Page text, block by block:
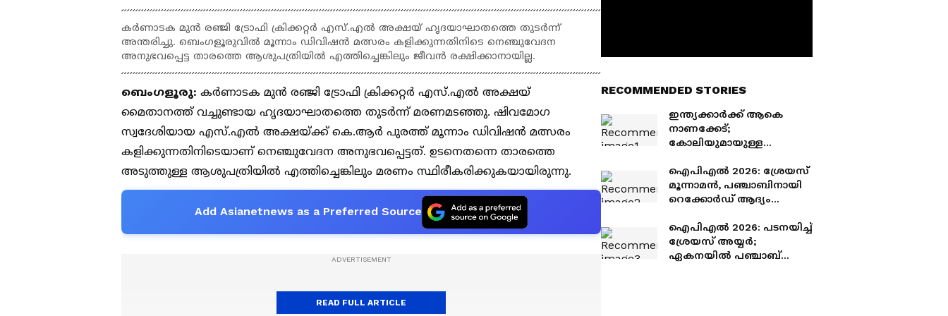
കർണാടക മുൻ രഞ്ജി ട്രോഫി ക്രിക്കറ്റർ എസ്.എൽ അക്ഷയ് ഹൃദയാഘാതത്തെ തുടർന്ന്
അന്തരിച്ചു. ബെംഗളൂരുവിൽ മൂന്നാം ഡിവിഷൻ മത്സരം കളിക്കുന്നതിനിടെ നെഞ്ചുവേദന
അനുഭവപ്പെട്ട താരത്തെ ആശുപത്രിയിൽ എത്തിച്ചെങ്കിലും ജീവൻ രക്ഷിക്കാനായില്ല.
ബെംഗളൂരു: കര്‍ണാടക മുന്‍ രഞ്ജി ട്രോഫി ക്രിക്കറ്റര്‍ എസ്.എല്‍ അക്ഷയ്
മൈതാനത്ത് വച്ചുണ്ടായ ഹൃദയാഘാതത്തെ തുടര്‍ന്ന് മരണമടഞ്ഞു. ഷിവമോഗ
സ്വദേശിയായ എസ്.എല്‍ അക്ഷയ്‌ക്ക് കെ.ആര്‍ പുരത്ത് മൂന്നാം ഡിവിഷന്‍ മത്സരം
കളിക്കുന്നതിനിടെയാണ് നെഞ്ചുവേദന അനുഭവപ്പെട്ടത്. ഉടനെതന്നെ താരത്തെ
അടുത്തുള്ള ആശുപത്രിയില്‍ എത്തിച്ചെങ്കിലും മരണം സ്ഥിരീകരിക്കുകയായിരുന്നു.
Add Asianetnews as a Preferred Source
READ FULL ARTICLE
RECOMMENDED STORIES
ഇന്ത്യക്കാര്‍ക്ക് ആകെ
നാണക്കേട്;
കോലിയുമായുള്ള
ഹെഡിന്‍റെ ഭാര്യക്ക് നേരെ
കടുത്ത സൈബര്‍
ആക്രമണം
ഐപിഎല്‍ 2026: ശ്രേയസ്
മൂന്നാമൻ, പഞ്ചാബിനായി
റെക്കോ‍ര്‍ഡ് ആദ്യം
ഐപിഎല്‍ 2026: പടനയിച്ച്
ശ്രേയസ് അയ്യർ;
ഏകനയില്‍ പഞ്ചാബ്